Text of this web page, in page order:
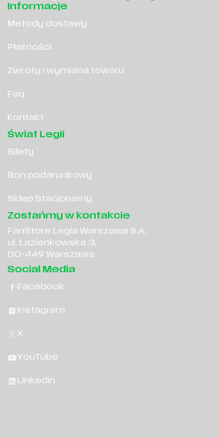
Informacje
Metody dostawy
Płatności
Zwroty i wymiana towaru
Faq
Kontakt
Świat Legii
Bilety
Bon podarunkowy
Sklep Stacjonarny
Zostańmy w kontakcie
FanStore Legia Warszawa S.A.
ul. Łazienkowska 3,
00-449 Warszawa
Social Media
Facebook
Instagram
X
YouTube
Linkedin